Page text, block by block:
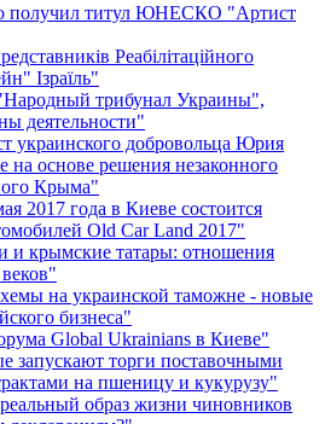
получил титул ЮНЕСКО "Артист
Реабілітаційного
Ізраїль"
трибунал Украины",
деятельности"
украинского добровольца Юрия
основе решения незаконного
Крыма"
2017 года в Киеве состоится
Old Car Land 2017"
и крымские татары: отношения
на украинской таможне - новые
бизнеса"
Global Ukrainians в Киеве"
запускают торги поставочными
на пшеницу и кукурузу"
образ жизни чиновников